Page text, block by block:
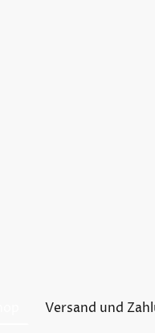
Versand und